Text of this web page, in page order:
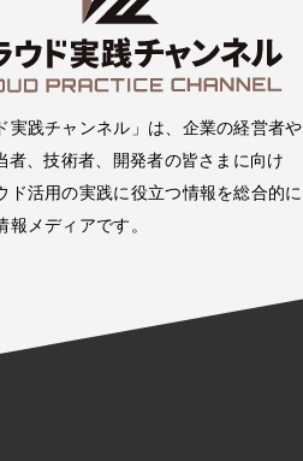
実践チャンネル」は、企業の経営者や
者、技術者、開発者の皆さまに向け
ド活用の実践に役立つ情報を総合的に
報メディアです。